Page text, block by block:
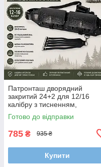
Патронташ дворядний
закритий 24+2 для 12/16
калібру з тисненням,
регульований ремінь
Готово до відправки
785 ₴ 935 ₴
Купити